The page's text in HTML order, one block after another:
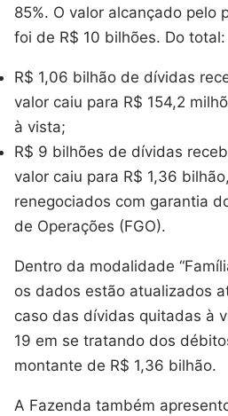
85%. O valor alcançado pelo
foi de R$ 10 bilhões. Do total:
R$ 1,06 bilhão de dívidas
valor caiu para R$ 154,2
à vista;
R$ 9 bilhões de dívidas
valor caiu para R$ 1,36
renegociados com garantia
de Operações (FGO).
Dentro da modalidade
os dados estão atualizados
caso das dívidas quitadas à
19 em se tratando dos
montante de R$ 1,36 bilhão.
A Fazenda também